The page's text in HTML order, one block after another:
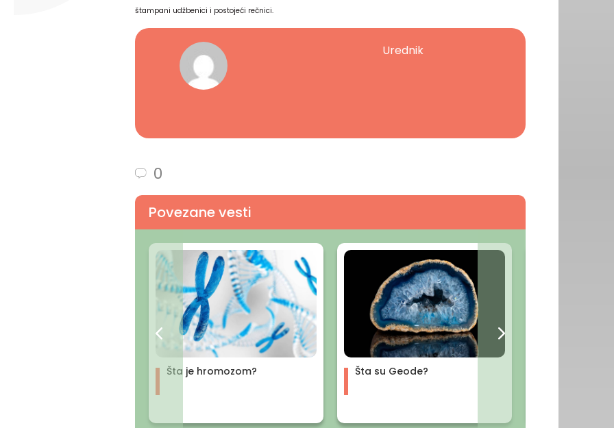
štampani udžbenici i postojeći rečnici.
Urednik
0
Povezane vesti
Šta je hromozom? Šta su Geode?